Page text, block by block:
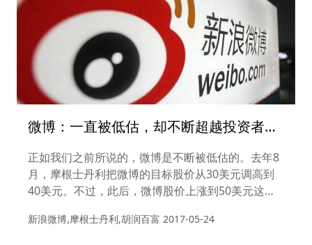
微博：一直被低估，却不断超越投资者想
象
正如我们之前所说的，微博是不断被低估的。去年8
月，摩根士丹利把微博的目标股价从30美元调高到
40美元。不过，此后，微博股价上涨到50美元这个
50美元调高到60美元。
新浪微博,摩根士丹利,胡润百富 2017-05-24